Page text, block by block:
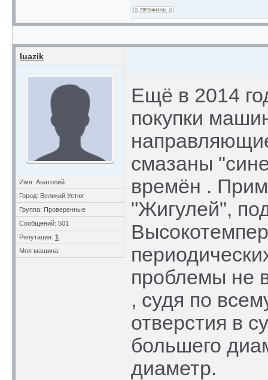
luazik
Имя: Анатолий
Город: Великий Устюг
Группа: Проверенные
Сообщений: 501
Репутация: 1
Моя машина:
Ещё в 2014
покупки
смазаны
времён .
"Жигулей",
проблемы не
, судя по
отверстия в
большего
диаметр.